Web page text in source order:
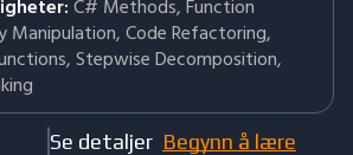
C# Methods, Function
Manipulation, Code Refactoring,
Stepwise Decomposition,
Se detaljer Begynn å lære